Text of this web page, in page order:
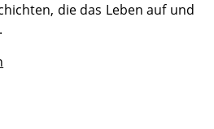
die das Leben auf und